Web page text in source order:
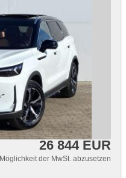
26 844 EUR
Möglichkeit der MwSt. abzusetzen